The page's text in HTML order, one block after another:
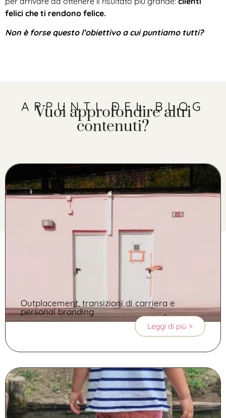
felici che ti rendono felice.
Non è forse questo l’obiettivo a cui puntiamo tutti?
APPUNTI DEL BLOG
Vuoi approfondire altri
contenuti?
Outplacement, transizioni di carriera e
personal branding
Leggi di più >